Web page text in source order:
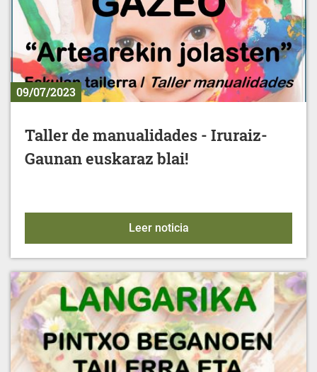
09/07/2023
Taller de manualidades - Iruraiz-
Gaunan euskaraz blai!
Leer noticiaTaller de manualidades